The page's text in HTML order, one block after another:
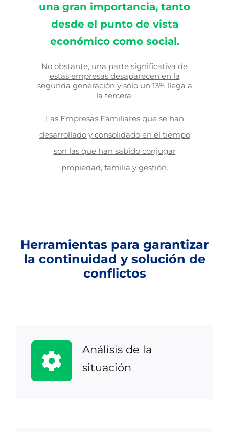
una gran importancia, tanto
desde el punto de vista
económico como social.
No obstante, una parte significativa de
estas empresas desaparecen en la
segunda generación y sólo un 13% llega a
la tercera.
Las Empresas Familiares que se han
desarrollado y consolidado en el tiempo
son las que han sabido conjugar
propiedad, familia y gestión.
Herramientas para garantizar
la continuidad y solución de
conflictos
Análisis de la
situación